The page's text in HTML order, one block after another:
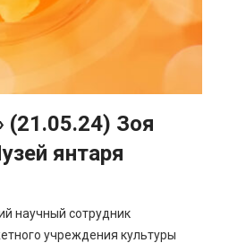
(21.05.24) Зоя
янтаря
научный сотрудник
учреждения культуры